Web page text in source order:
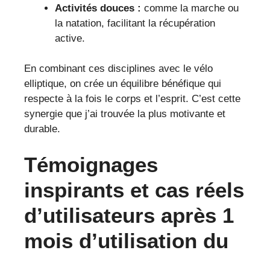
Activités douces : comme la marche ou
la natation, facilitant la récupération
active.
En combinant ces disciplines avec le vélo
elliptique, on crée un équilibre bénéfique qui
respecte à la fois le corps et l’esprit. C’est cette
synergie que j’ai trouvée la plus motivante et
durable.
Témoignages
inspirants et cas réels
d’utilisateurs après 1
mois d’utilisation du